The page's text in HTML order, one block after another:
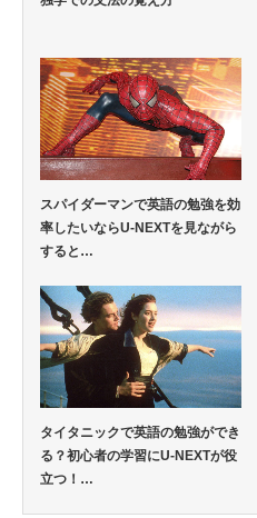
スパイダーマンで英語の勉強を効
率したいならU-NEXTを見ながら
すると…
タイタニックで英語の勉強ができ
る？初心者の学習にU-NEXTが役
立つ！…